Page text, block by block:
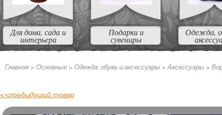
Для дома, сада и
интерьера
Подарки и
сувениры
Одежда,
Главная > Основные > Одежда, обувь и аксессуары >Аксессуары >
<<предыдущий товар